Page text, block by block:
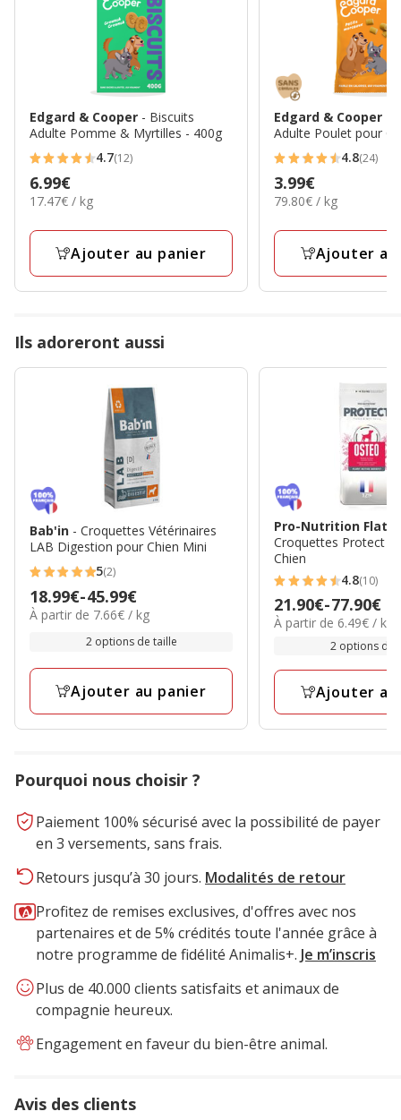
Edgard & Cooper - Biscuits
Adulte Pomme & Myrtilles - 400g
4.7
étoiles
avec
12
4.7(12)
Prix
6.99€
6.99€
17.47€
Kg
17.47€ / kg
Ajouter au panier
Edgard & Cooper
Adulte Poulet pour
4.8
étoiles
avec
24
4.8(24)
Prix
3.99€
3.99€
79.80€
Kg
79.80€ / kg
Ajouter
Ils adoreront aussi
Bab'in - Croquettes Vétérinaires
LAB Digestion pour Chien Mini
5
étoiles
avec
avis
5(2)
Prix
de
45.99€
18.99€-45.99€
7.66€
À partir de 7.66€ / kg
2 options de taille
Ajouter au panier
Pro-Nutrition
Croquettes Protect
Chien
4.8
étoiles
avec
avis
4.8(10)
Prix
de
à
77.90€
21.90€-77.90€
6.49€
À partir de 6.49€ / kg
2 options de
Ajouter
Pourquoi nous choisir ?
Paiement 100% sécurisé avec la possibilité de payer
en 3 versements, sans frais.
Retours jusqu’à 30 jours. Modalités de retour
Profitez de remises exclusives, d'offres avec nos
partenaires et de 5% crédités toute l'année grâce à
notre programme de fidélité Animalis+. Je m’inscris
Plus de 40.000 clients satisfaits et animaux de
compagnie heureux.
Engagement en faveur du bien-être animal.
Avis des clients